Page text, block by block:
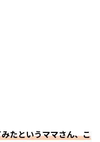
たというママさん、こ